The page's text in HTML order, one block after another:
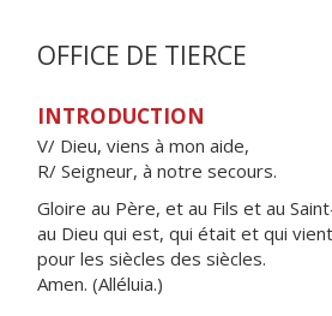
OFFICE DE TIERCE
INTRODUCTION
V/ Dieu, viens à mon aide,
R/ Seigneur, à notre secours.
Gloire au Père, et au Fils et au
au Dieu qui est, qui était et qui
pour les siècles des siècles.
Amen. (Alléluia.)